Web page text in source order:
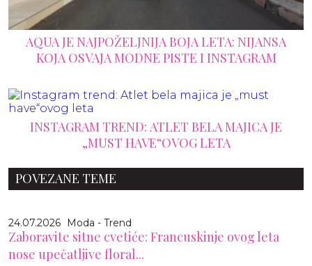
AQUA JE NAJPOŽELJNIJA BOJA LETA: NIJANSA
KOJA OSVAJA MODNE PISTE I INSTAGRAM
INSTAGRAM TREND: ATLET BELA MAJICA JE
„MUST HAVE“OVOG LETA
POVEZANE TEME
24.07.2026 Moda - Trend
Zaboravite sitne cvetiće: Francuskinje ovog leta
nose upečatljive floral...